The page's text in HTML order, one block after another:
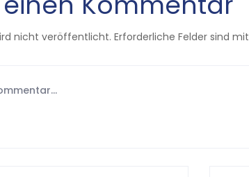
nicht veröffentlicht. Erforderliche Felder sind mit